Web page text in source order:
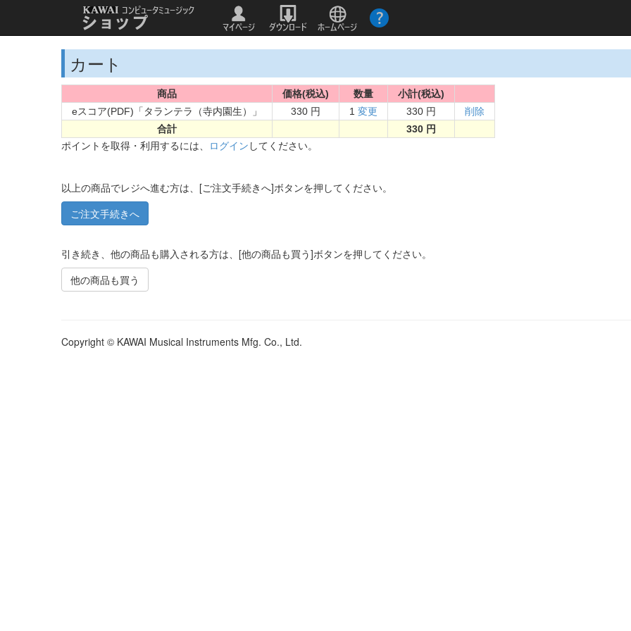
カート
商品 価格(税込) 数量
小計(税込)
eスコア(PDF)「タランテラ（寺内園生）」
330 円 1 変更 330 円
削除
合計
330 円
ポイントを取得・利用するには、 ログイン してください。
以上の商品でレジへ進む方は、[ご注文手続きへ]ボタンを押してください。
引き続き、他の商品も購入される方は、[他の商品も買う]ボタンを押してください。
他の商品も買う
Copyright © KAWAI Musical Instruments Mfg. Co., Ltd.